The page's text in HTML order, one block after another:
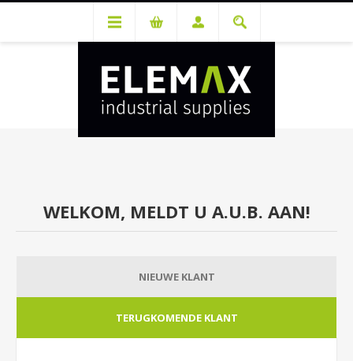
Je hebt een account nodig om prijzen te bekijken en bestellingen te
WELKOM, MELDT U A.U.B. AAN!
NIEUWE KLANT
TERUGKOMENDE KLANT